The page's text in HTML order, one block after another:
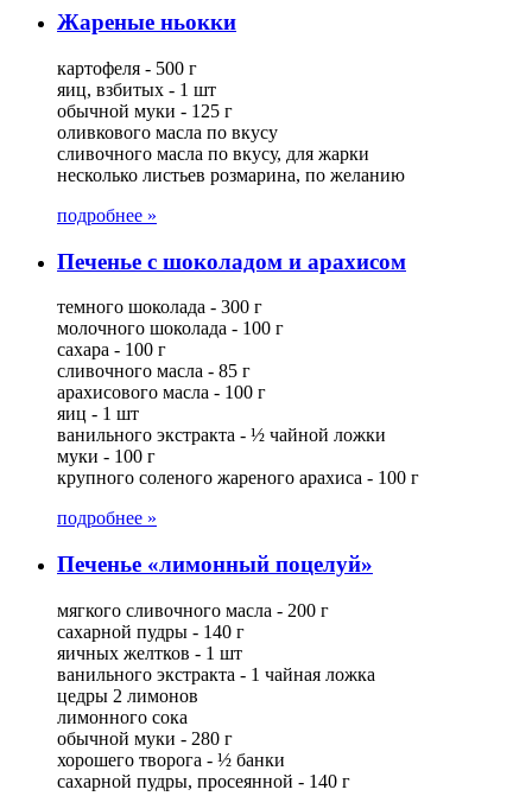
Жареные ньокки
картофеля - 500 г
яиц, взбитых - 1 шт
обычной муки - 125 г
оливкового масла по вкусу
сливочного масла по вкусу, для жарки
несколько листьев розмарина, по желанию
подробнее »
Печенье с шоколадом и арахисом
темного шоколада - 300 г
молочного шоколада - 100 г
сахара - 100 г
сливочного масла - 85 г
арахисового масла - 100 г
яиц - 1 шт
ванильного экстракта - ½ чайной ложки
муки - 100 г
крупного соленого жареного арахиса - 100 г
подробнее »
Печенье «лимонный поцелуй»
мягкого сливочного масла - 200 г
сахарной пудры - 140 г
яичных желтков - 1 шт
ванильного экстракта - 1 чайная ложка
цедры 2 лимонов
лимонного сока
обычной муки - 280 г
хорошего творога - ½ банки
сахарной пудры, просеянной - 140 г